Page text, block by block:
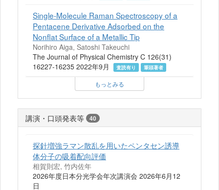
Single-Molecule Raman Spectroscopy of a
Pentacene Derivative Adsorbed on the
Nonflat Surface of a Metallic Tip
Norihiro Aiga, Satoshi Takeuchi
The Journal of Physical Chemistry C 126(31)
16227-16235 2022年9月
査読有り 筆頭著者
もっとみる
講演・口頭発表等 40
探針増強ラマン散乱を用いたペンタセン誘導
体分子の吸着配向評価
相賀則宏, 竹内佐年
2026年度日本分光学会年次講演会 2026年6月12
日